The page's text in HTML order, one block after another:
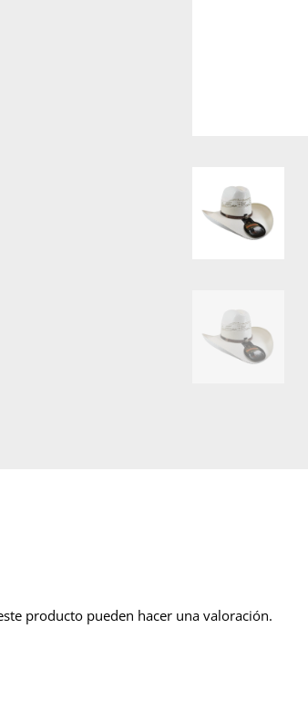
producto pueden hacer una valoración.